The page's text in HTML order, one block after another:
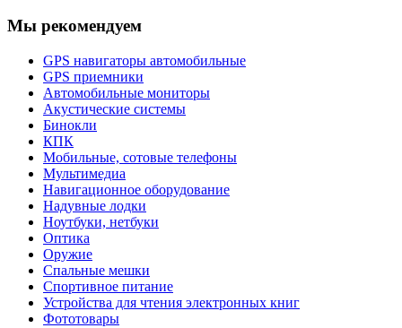
Мы рекомендуем
GPS навигаторы автомобильные
GPS приемники
Автомобильные мониторы
Акустические системы
Бинокли
КПК
Мобильные, сотовые телефоны
Мультимедиа
Навигационное оборудование
Надувные лодки
Ноутбуки, нетбуки
Оптика
Оружие
Спальные мешки
Спортивное питание
Устройства для чтения электронных книг
Фототовары